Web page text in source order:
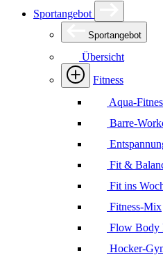
Sportangebot
Sportangebot
Übersicht
Fitness
Aqua-
Barre-
Fit &
Fit ins
Fitness-Mix
Flow Body
Hocker-